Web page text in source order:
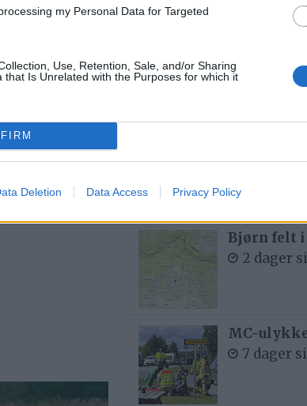
my Personal Data for Targeted
Use, Retention, Sale, and/or Sharing
that Is Unrelated with the Purposes for which it
Deletion Data Access Privacy Policy
Mest lest siste uke:
Se
7 dager
Med
5 dager
Bjørn felt i
2 dager
MC-
7 dager